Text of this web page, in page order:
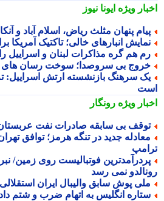
ویژهایونا نیوز
پنهان مثلث ریاض، اسلام آباد و
انبارهای خالی؛ تاکتیک آمریکا برای
هم گره مذاکرات لبنان و اسراییل را
بی سروصدا؛ سوخت رسان های
سرهنگ بازنشسته ارتش اسراییل:
ویژهرونگار
بی سابقه صادرات نفت عربستان به
جدید در تنگه هرمز؛ توافق
فوتبالیست روی زمین/ نبرد
نمی رسد
پوش سابق والیبال ایران استقلالی شد
انگلیس به اتهام ضرب و شتم